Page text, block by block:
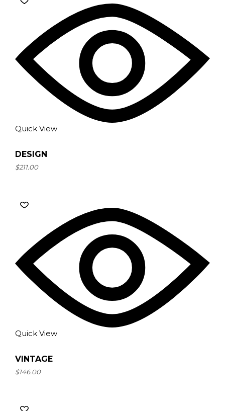
Quick View
DESIGN
$211.00
Quick View
VINTAGE
$146.00